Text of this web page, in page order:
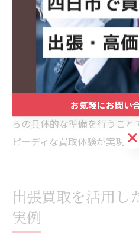
初めてでも安心な買取体
初めて買取を利用する場合
ためのチェックポイントが
物の状態や付属品を整理し
べることが大切です。次に、
れ、キャンセル時の対応も
らの具体的な準備を行うこ
ピーディな買取体験が実現で
出張買取を活用し
実例
お気軽にお問い
お気軽にお問い